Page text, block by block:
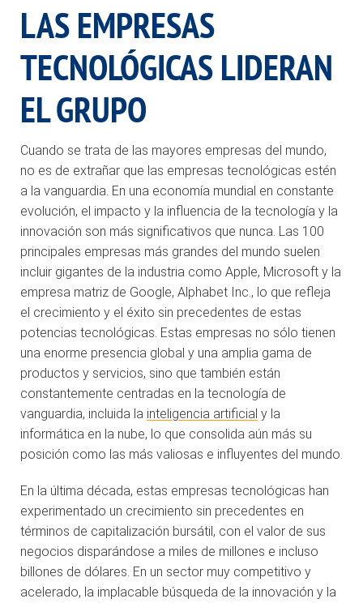
LAS EMPRESAS
TECNOLÓGICAS LIDERAN
EL GRUPO
Cuando se trata de las mayores empresas del mundo,
no es de extrañar que las empresas tecnológicas estén
a la vanguardia. En una economía mundial en constante
evolución, el impacto y la influencia de la tecnología y la
innovación son más significativos que nunca. Las 100
principales empresas más grandes del mundo suelen
incluir gigantes de la industria como Apple, Microsoft y la
empresa matriz de Google, Alphabet Inc., lo que refleja
el crecimiento y el éxito sin precedentes de estas
potencias tecnológicas. Estas empresas no sólo tienen
una enorme presencia global y una amplia gama de
productos y servicios, sino que también están
constantemente centradas en la tecnología de
vanguardia, incluida la inteligencia artificial y la
informática en la nube, lo que consolida aún más su
posición como las más valiosas e influyentes del mundo.
En la última década, estas empresas tecnológicas han
experimentado un crecimiento sin precedentes en
términos de capitalización bursátil, con el valor de sus
negocios disparándose a miles de millones e incluso
billones de dólares. En un sector muy competitivo y
acelerado, la implacable búsqueda de la innovación y la